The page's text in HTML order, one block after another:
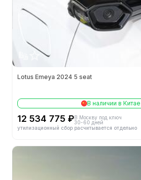
Lotus Emeya 2024 5 seat
В наличии в Китае
12 534 775 ₽В Москву под ключ
30-60 дней
утилизационный сбор расчитывается отдельно